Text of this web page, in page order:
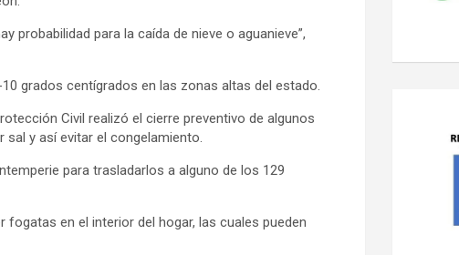
probabilidad para la caída de nieve o aguanieve”,
grados centígrados en las zonas altas del estado.
Civil realizó el cierre preventivo de algunos
sal y así evitar el congelamiento.
para trasladarlos a alguno de los 129
en el interior del hogar, las cuales pueden